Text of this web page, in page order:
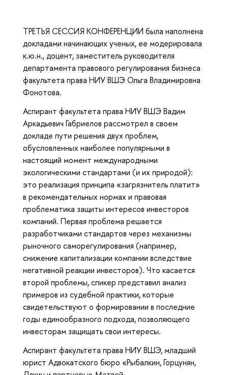
ТРЕТЬЯ СЕССИЯ КОНФЕРЕНЦИИ была наполнена
докладами начинающих ученых, ее модерировала
к.ю.н., доцент, заместитель руководителя
департамента правового регулирования бизнеса
факультета права НИУ ВШЭ Ольга Владимировна
Фонотова.
Аспирант факультета права НИУ ВШЭ Вадим
Аркадьевич Габриелов рассмотрел в своем
докладе пути решения двух проблем,
обусловленных наиболее популярными в
настоящий момент международными
экологическими стандартами (и их природой):
это реализация принципа «загрязнитель платит»
в рекомендательных нормах и правовая
проблематика защиты интересов инвесторов
компаний. Первая проблема решается
разработчиками стандартов через механизмы
рыночного саморегулирования (например,
снижение капитализации компании вследствие
негативной реакции инвесторов). Что касается
второй проблемы, спикер представил анализ
примеров из судебной практики, которые
свидетельствуют о формировании в последние
годы единообразного подхода, позволяющего
инвесторам защищать свои интересы.
Аспирант факультета права НИУ ВШЭ, младший
юрист Адвокатского бюро «Рыбалкин, Горцунян,